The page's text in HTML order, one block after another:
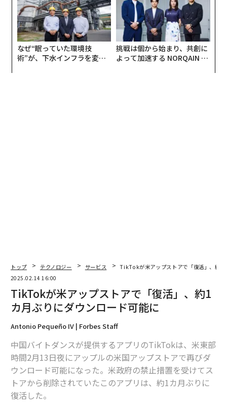
メンバーシップに登録する
関連記事
TikTokが米アップストアで「復活」、約1カ月ぶりにダウンロード可能に
トランプ政権、米国永住権を約7億円で販売 新たなビザ「ゴールドカー
ド」発行
TikTokの「有力買い手候補」に浮上したのは？ 中にはYouTuberの名前
なぜ“眠っていた環境技
術”が、下水インフラを変え
挑戦は個から始まり、共創に
よって加速する NORQAIN JA
トップ テクノロジー サービス
TikTokが米アップストアで「復活」、約1
2025.02.14 16:00
TikTokが米アップストアで「復活」、約1
カ月ぶりにダウンロード可能に
Antonio Pequeño IV | Forbes Staff
中国バイトダンスが提供するアプリのTikTokは、米東部
時間2月13日夜にアップルの米国アップストアで再びダ
ウンロード可能になった。米政府の禁止措置を受けてス
トアから削除されていたこのアプリは、約1カ月ぶりに
復活した。